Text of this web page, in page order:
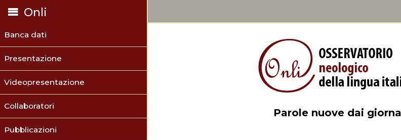
Onli
Banca dati
Presentazione
Videopresentazione
Collaboratori
Pubblicazioni
Parole nuove dai